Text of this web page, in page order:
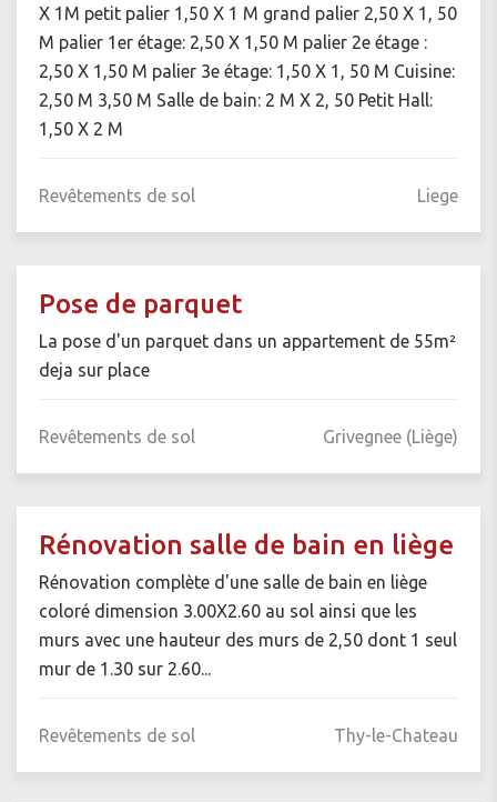
X 1M petit palier 1,50 X 1 M grand palier 2,50 X 1, 50
M palier 1er étage: 2,50 X 1,50 M palier 2e étage :
2,50 X 1,50 M palier 3e étage: 1,50 X 1, 50 M Cuisine:
2,50 M 3,50 M Salle de bain: 2 M X 2, 50 Petit Hall:
1,50 X 2 M
Revêtements de sol Liege
Pose de parquet
La pose d'un parquet dans un appartement de 55m²
deja sur place
Revêtements de sol Grivegnee (Liège)
Rénovation salle de bain en liège
Rénovation complète d'une salle de bain en liège
coloré dimension 3.00X2.60 au sol ainsi que les
murs avec une hauteur des murs de 2,50 dont 1 seul
mur de 1.30 sur 2.60...
Revêtements de sol Thy-le-Chateau